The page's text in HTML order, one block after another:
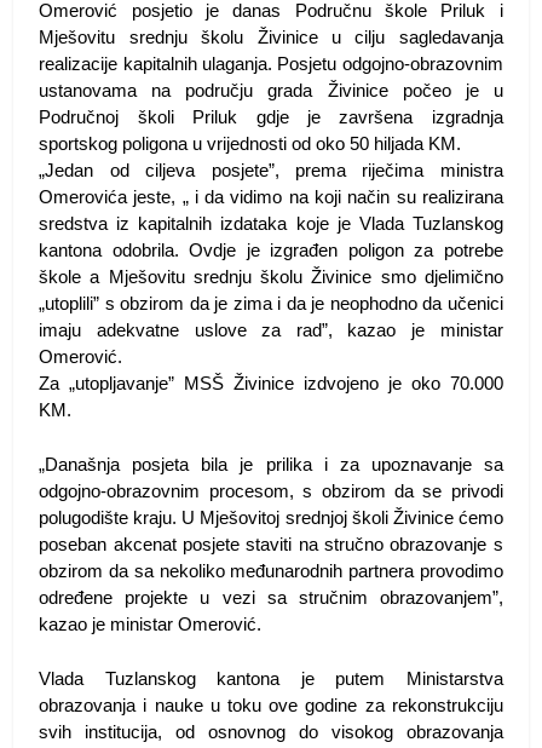
Omerović posjetio je danas Područnu škole Priluk i
Mješovitu srednju školu Živinice u cilju sagledavanja
realizacije kapitalnih ulaganja. Posjetu odgojno-obrazovnim
ustanovama na području grada Živinice počeo je u
Područnoj školi Priluk gdje je završena izgradnja
sportskog poligona u vrijednosti od oko 50 hiljada KM.
„Jedan od ciljeva posjete”, prema riječima ministra
Omerovića jeste, „ i da vidimo na koji način su realizirana
sredstva iz kapitalnih izdataka koje je Vlada Tuzlanskog
kantona odobrila. Ovdje je izgrađen poligon za potrebe
škole a Mješovitu srednju školu Živinice smo djelimično
„utoplili” s obzirom da je zima i da je neophodno da učenici
imaju adekvatne uslove za rad”, kazao je ministar
Omerović.
Za „utopljavanje” MSŠ Živinice izdvojeno je oko 70.000
KM.
„Današnja posjeta bila je prilika i za upoznavanje sa
odgojno-obrazovnim procesom, s obzirom da se privodi
polugodište kraju. U Mješovitoj srednjoj školi Živinice ćemo
poseban akcenat posjete staviti na stručno obrazovanje s
obzirom da sa nekoliko međunarodnih partnera provodimo
određene projekte u vezi sa stručnim obrazovanjem”,
kazao je ministar Omerović.
Vlada Tuzlanskog kantona je putem Ministarstva
obrazovanja i nauke u toku ove godine za rekonstrukciju
svih institucija, od osnovnog do visokog obrazovanja